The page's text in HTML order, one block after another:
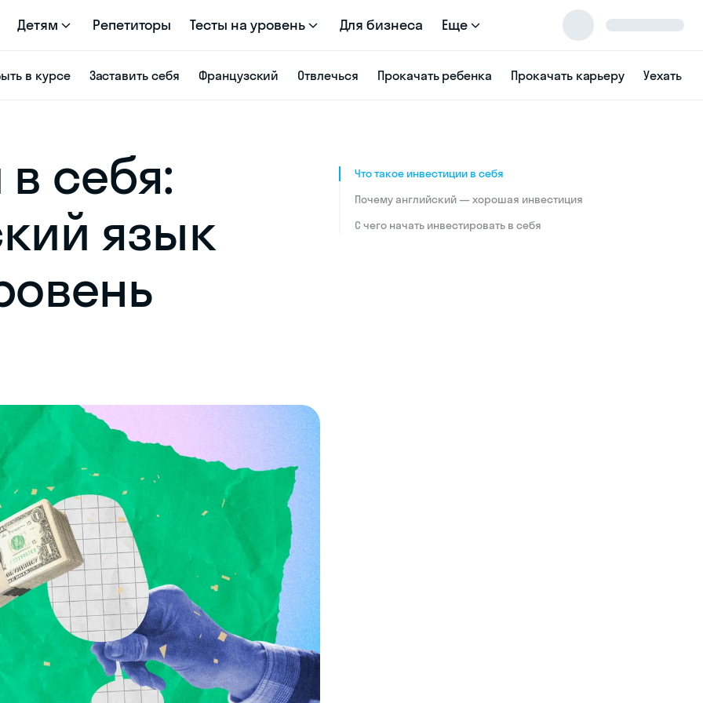
Детям Репетиторы Тесты на уровень Для бизнеса Еще
в курсе Заставить себя Французский Отвлечься Прокачать ребенка Прокачать карьеру Уехать
себя:
язык
Что такое инвестиции в себя
Почему английский — хорошая инвестиция
С чего начать инвестировать в себя